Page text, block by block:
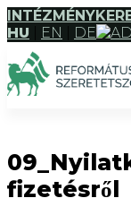
HU
EN DE
fizetésről